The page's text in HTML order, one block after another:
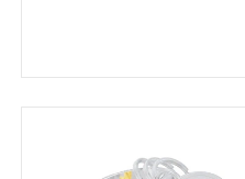
SEPETE EKLE